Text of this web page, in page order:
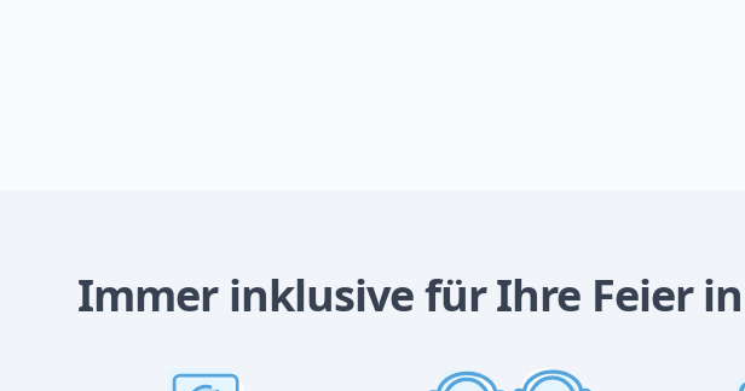
Immer inklusive für Ihre Feier